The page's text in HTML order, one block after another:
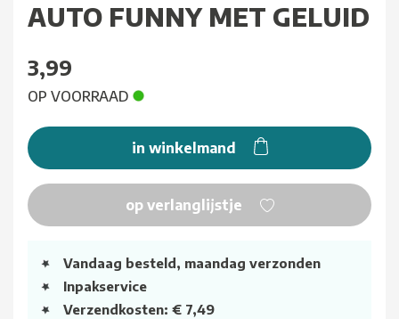
AUTO FUNNY MET GELUID
3,99
OP VOORRAAD
in winkelmand
op verlanglijstje
Vandaag besteld, maandag verzonden
Inpakservice
Verzendkosten: € 7,49